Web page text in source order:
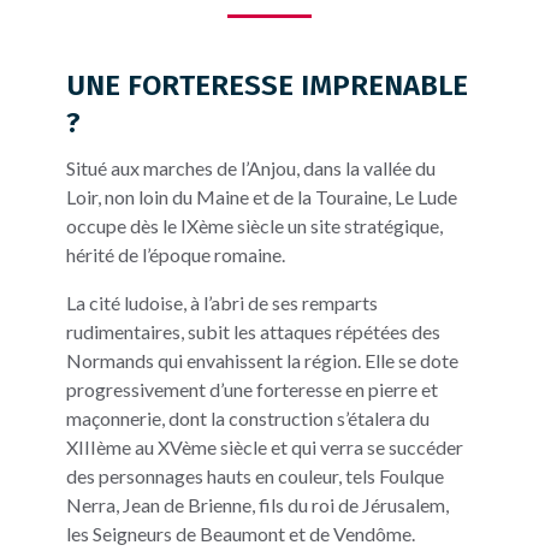
UNE FORTERESSE IMPRENABLE
?
Situé aux marches de l’Anjou, dans la vallée du
Loir, non loin du Maine et de la Touraine, Le Lude
occupe dès le IXème siècle un site stratégique,
hérité de l’époque romaine.
La cité ludoise, à l’abri de ses remparts
rudimentaires, subit les attaques répétées des
Normands qui envahissent la région. Elle se dote
progressivement d’une forteresse en pierre et
maçonnerie, dont la construction s’étalera du
XIIIème au XVème siècle et qui verra se succéder
des personnages hauts en couleur, tels Foulque
Nerra, Jean de Brienne, fils du roi de Jérusalem,
les Seigneurs de Beaumont et de Vendôme.